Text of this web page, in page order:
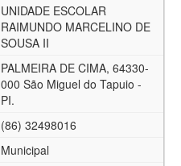
UNIDADE ESCOLAR
RAIMUNDO MARCELINO DE
SOUSA II
PALMEIRA DE CIMA, 64330-
000 São Miguel do Tapuio -
PI.
(86) 32498016
Municipal